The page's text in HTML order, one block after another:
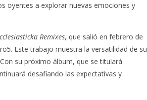
oyentes a explorar nuevas emociones y
Remixes, que salió en febrero de
Este trabajo muestra la versatilidad de su
su próximo álbum, que se titulará
desafiando las expectativas y